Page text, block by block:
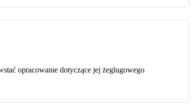
opracowanie dotyczące jej żeglugowego